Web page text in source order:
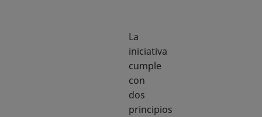
La
iniciativa
cumple
con
dos
principios